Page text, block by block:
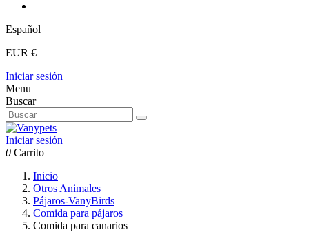
Español
EUR €
Iniciar sesión
Menu
Buscar
Iniciar sesión
0 Carrito
Inicio
Otros Animales
Pájaros-VanyBirds
Comida para pájaros
Comida para canarios